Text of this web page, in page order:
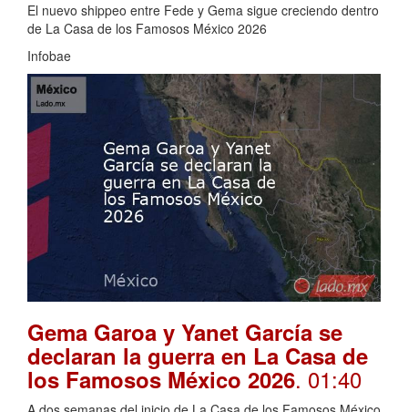
El nuevo shippeo entre Fede y Gema sigue creciendo dentro
de La Casa de los Famosos México 2026
Infobae
Gema Garoa y Yanet García se
declaran la guerra en La Casa de
los Famosos México 2026. 01:40